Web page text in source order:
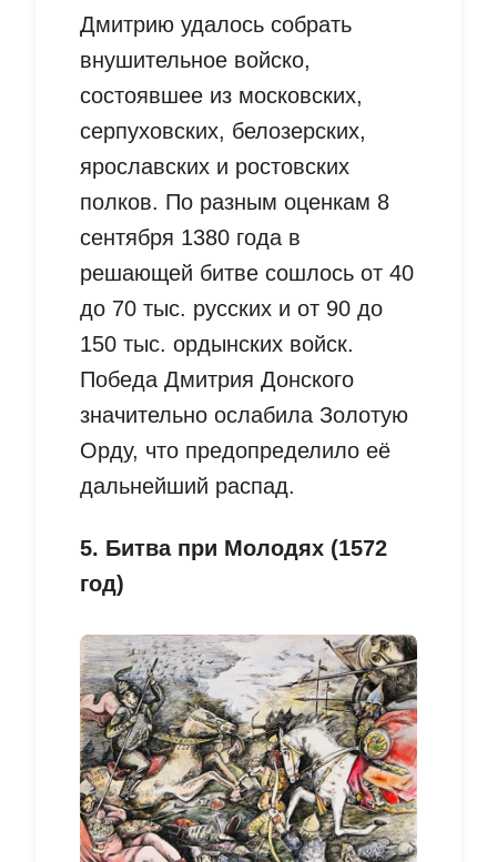
Дмитрию удалось собрать
внушительное войско,
состоявшее из московских,
серпуховских, белозерских,
ярославских и ростовских
полков. По разным оценкам 8
сентября 1380 года в
решающей битве сошлось от 40
до 70 тыс. русских и от 90 до
150 тыс. ордынских войск.
Победа Дмитрия Донского
значительно ослабила Золотую
Орду, что предопределило её
дальнейший распад.
5. Битва при Молодях (1572
год)